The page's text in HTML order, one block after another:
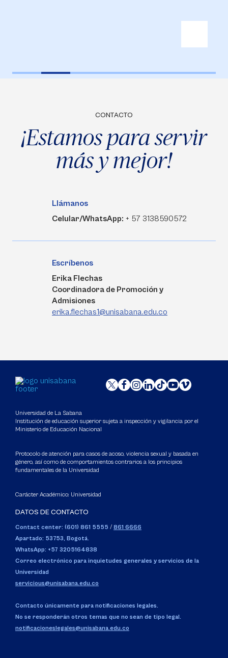
CONTACTO
¡Estamos para servir
más y mejor!
Llámanos
Celular/WhatsApp: + 57 3138590572
Escríbenos
Erika Flechas
Coordinadora de Promoción y
Admisiones
erika.flechas1@unisabana.edu.co
Universidad de La Sabana
Institución de educación superior sujeta a inspección y vigilancia por el
Ministerio de Educación Nacional
Protocolo de atención para casos de acoso, violencia sexual y basada en
género, así como de comportamientos contrarios a los principios
fundamentales de la Universidad
Carácter Académico: Universidad
DATOS DE CONTACTO
Contact center: (601) 861 5555 / 861 6666
Apartado: 53753, Bogotá.
WhatsApp: +57 3205164838
Correo electrónico para inquietudes generales y servicios de la
Universidad
servicious@unisabana.edu.co
Contacto únicamente para notificaciones legales.
No se responderán otros temas que no sean de tipo legal.
notificacioneslegales@unisabana.edu.co